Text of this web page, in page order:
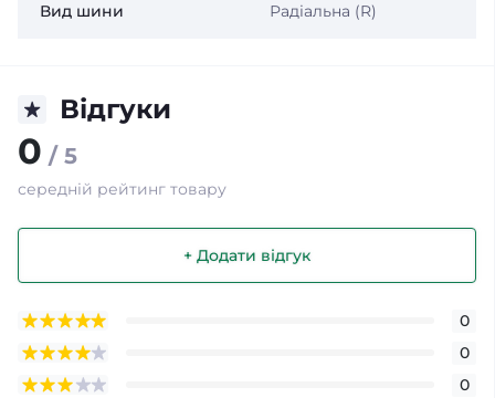
Вид шини Радіальна (R)
Відгуки
0 / 5
середній рейтинг товару
+ Додати відгук
0
0
0